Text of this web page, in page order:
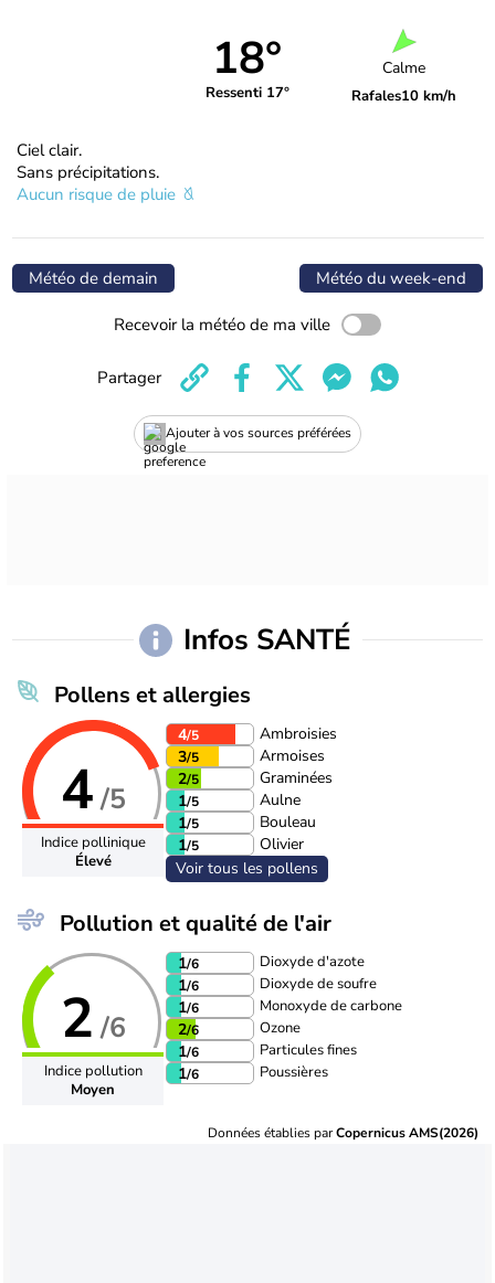
18°
Ressenti 17°
Calme
Rafales10 km/h
Ciel clair.
Sans précipitations.
Aucun risque de pluie
Météo de demain Météo du week-end
Recevoir la météo de ma ville
Ajouter à vos sources préférées
Partager
Infos SANTÉ
Pollens et allergies
4/5
Indice pollinique
Élevé
4/5
Ambroisies
3/5
Armoises
2/5
Graminées
1/5
Aulne
1/5
Bouleau
1/5
Olivier
Voir tous les pollens
Pollution et qualité de l'air
2 /6
Indice pollution
Moyen
1/6 Dioxyde d'azote
1/6 Dioxyde de soufre
1/6 Monoxyde de carbone
2/6 Ozone
1/6 Particules fines
1/6 Poussières
Données établies parCopernicus AMS(2026)